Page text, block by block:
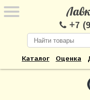
+7
Каталог Оценка